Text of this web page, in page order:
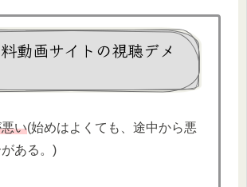
動画サイトの視聴デメ
い(始めはよくても、途中から悪
ある。)